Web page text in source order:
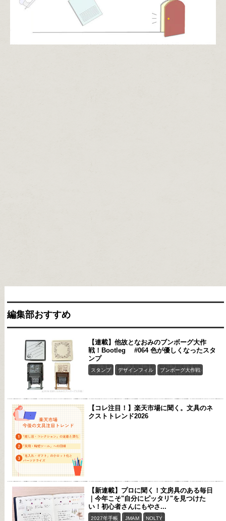
編集部おすすめ
【連載】他故となおみのブンボーグ大作
戦！Bootleg #064 色が優しくなったスタ
ンプ
スタンプ デザインフィル ブンボーグ大作戦
【コレ注目！】楽天市場に聞く。文具のネ
クストトレンド2026
【新連載】プロに聞く！文房具のある毎日
｜今年こそ"自分にピッタリ"を見つけた
い！初心者さんにもやさ...
2027年手帳 JMAM NOLTY